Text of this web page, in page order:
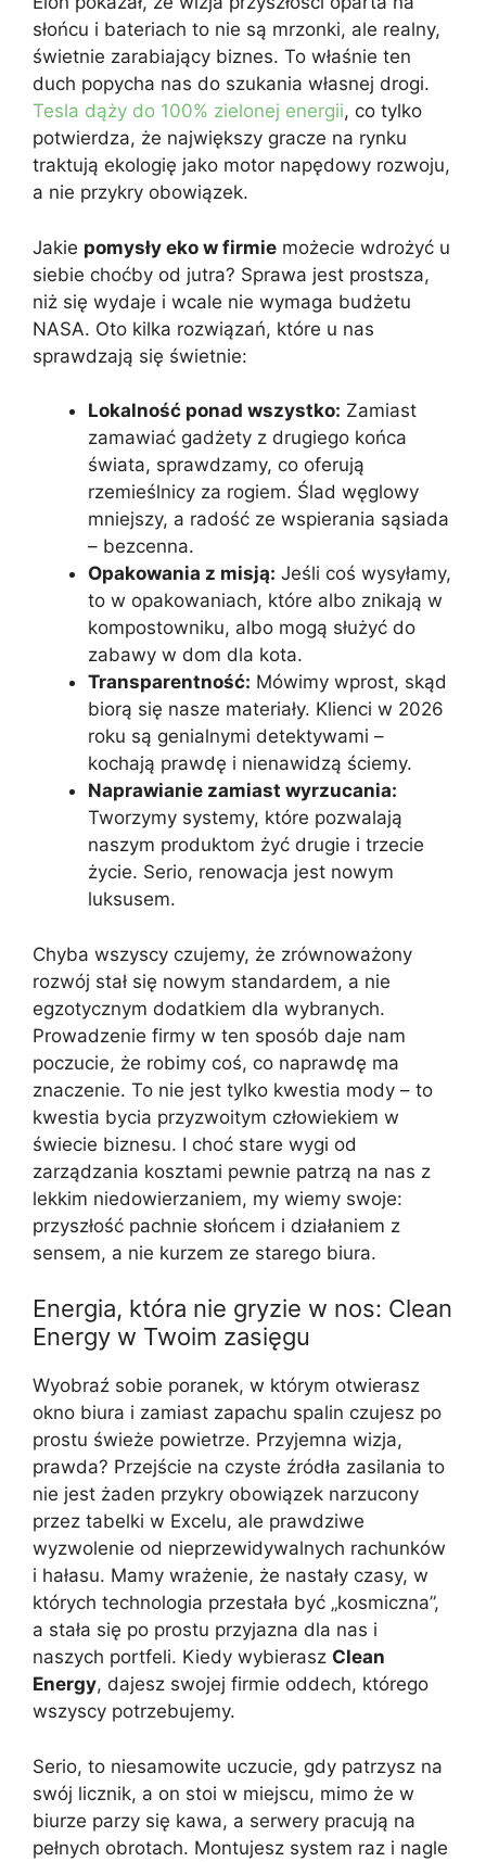
słońcu i bateriach to nie są mrzonki, ale realny,
świetnie zarabiający biznes. To właśnie ten
duch popycha nas do szukania własnej drogi.
Tesla dąży do 100% zielonej energii, co tylko
potwierdza, że największy gracze na rynku
traktują ekologię jako motor napędowy rozwoju,
a nie przykry obowiązek.
Jakie pomysły eko w firmie możecie wdrożyć u
siebie choćby od jutra? Sprawa jest prostsza,
niż się wydaje i wcale nie wymaga budżetu
NASA. Oto kilka rozwiązań, które u nas
sprawdzają się świetnie:
Lokalność ponad wszystko: Zamiast
zamawiać gadżety z drugiego końca
świata, sprawdzamy, co oferują
rzemieślnicy za rogiem. Ślad węglowy
mniejszy, a radość ze wspierania sąsiada
– bezcenna.
Opakowania z misją: Jeśli coś wysyłamy,
to w opakowaniach, które albo znikają w
kompostowniku, albo mogą służyć do
zabawy w dom dla kota.
Transparentność: Mówimy wprost, skąd
biorą się nasze materiały. Klienci w 2026
roku są genialnymi detektywami –
kochają prawdę i nienawidzą ściemy.
Naprawianie zamiast wyrzucania:
Tworzymy systemy, które pozwalają
naszym produktom żyć drugie i trzecie
życie. Serio, renowacja jest nowym
luksusem.
Chyba wszyscy czujemy, że zrównoważony
rozwój stał się nowym standardem, a nie
egzotycznym dodatkiem dla wybranych.
Prowadzenie firmy w ten sposób daje nam
poczucie, że robimy coś, co naprawdę ma
znaczenie. To nie jest tylko kwestia mody – to
kwestia bycia przyzwoitym człowiekiem w
świecie biznesu. I choć stare wygi od
zarządzania kosztami pewnie patrzą na nas z
lekkim niedowierzaniem, my wiemy swoje:
przyszłość pachnie słońcem i działaniem z
sensem, a nie kurzem ze starego biura.
Energia, która nie gryzie w nos: Clean
Energy w Twoim zasięgu
Wyobraź sobie poranek, w którym otwierasz
okno biura i zamiast zapachu spalin czujesz po
prostu świeże powietrze. Przyjemna wizja,
prawda? Przejście na czyste źródła zasilania to
nie jest żaden przykry obowiązek narzucony
przez tabelki w Excelu, ale prawdziwe
wyzwolenie od nieprzewidywalnych rachunków
i hałasu. Mamy wrażenie, że nastały czasy, w
których technologia przestała być „kosmiczna”,
a stała się po prostu przyjazna dla nas i
naszych portfeli. Kiedy wybierasz Clean
Energy, dajesz swojej firmie oddech, którego
wszyscy potrzebujemy.
Serio, to niesamowite uczucie, gdy patrzysz na
swój licznik, a on stoi w miejscu, mimo że w
biurze parzy się kawa, a serwery pracują na
pełnych obrotach. Montujesz system raz i nagle